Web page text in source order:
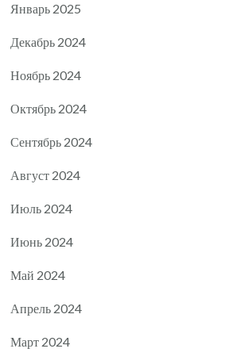
Январь 2025
Декабрь 2024
Ноябрь 2024
Октябрь 2024
Сентябрь 2024
Август 2024
Июль 2024
Июнь 2024
Май 2024
Апрель 2024
Март 2024